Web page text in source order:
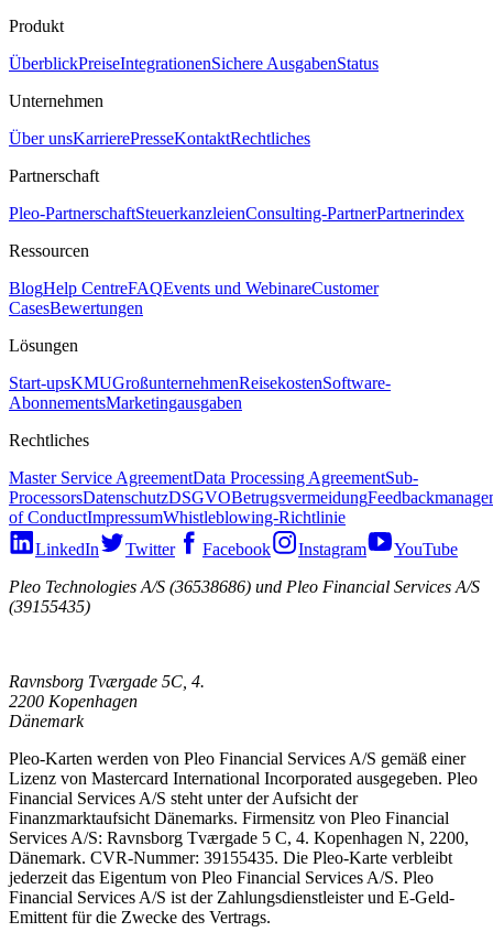
Produkt
ÜberblickPreiseIntegrationenSichere AusgabenStatus
Unternehmen
Über unsKarrierePresseKontaktRechtliches
Partnerschaft
Pleo-PartnerschaftSteuerkanzleienConsulting-PartnerPartnerindex
Ressourcen
BlogHelp CentreFAQEvents und WebinareCustomer
CasesBewertungen
Lösungen
Start-upsKMUGroßunternehmenReisekostenSoftware-
AbonnementsMarketingausgaben
Rechtliches
Master Service AgreementData Processing AgreementSub-
ProcessorsDatenschutzDSGVOBetrugsvermeidung
of ConductImpressumWhistleblowing-Richtlinie
LinkedIn
Twitter Facebook Instagram
YouTube
Pleo Technologies A/S (36538686) und Pleo Financial Services A/S
(39155435)
Ravnsborg Tværgade 5C, 4.
2200 Kopenhagen
Dänemark
Pleo-Karten werden von Pleo Financial Services A/S gemäß einer
Lizenz von Mastercard International Incorporated ausgegeben. Pleo
Financial Services A/S steht unter der Aufsicht der
Finanzmarktaufsicht Dänemarks. Firmensitz von Pleo Financial
Services A/S: Ravnsborg Tværgade 5 C, 4. Kopenhagen N, 2200,
Dänemark. CVR-Nummer: 39155435. Die Pleo-Karte verbleibt
jederzeit das Eigentum von Pleo Financial Services A/S. Pleo
Financial Services A/S ist der Zahlungsdienstleister und E-Geld-
Emittent für die Zwecke des Vertrags.